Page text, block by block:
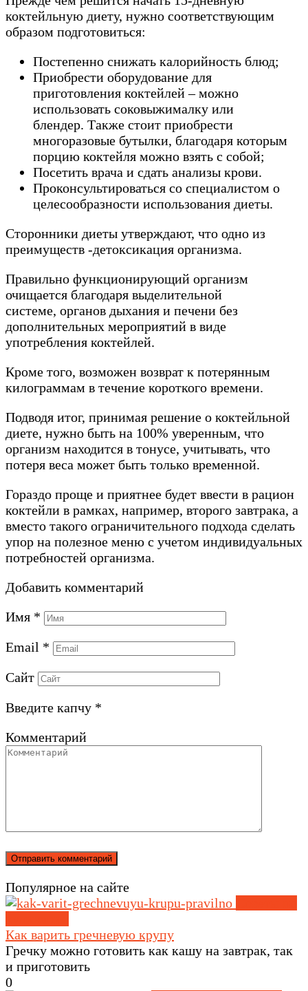
коктейльную диету, нужно соответствующим
образом подготовиться:
Постепенно снижать калорийность блюд;
Приобрести оборудование для
приготовления коктейлей – можно
использовать соковыжималку или
блендер. Также стоит приобрести
многоразовые бутылки, благодаря которым
порцию коктейля можно взять с собой;
Посетить врача и сдать анализы крови.
Проконсультироваться со специалистом о
целесообразности использования диеты.
Сторонники диеты утверждают, что одно из
преимуществ -детоксикация организма.
Правильно функционирующий организм
очищается благодаря выделительной
системе, органов дыхания и печени без
дополнительных мероприятий в виде
употребления коктейлей.
Кроме того, возможен возврат к потерянным
килограммам в течение короткого времени.
Подводя итог, принимая решение о коктейльной
диете, нужно быть на 100% уверенным, что
организм находится в тонусе, учитывать, что
потеря веса может быть только временной.
Гораздо проще и приятнее будет ввести в рацион
коктейли в рамках, например, второго завтрака, а
вместо такого ограничительного подхода сделать
упор на полезное меню с учетом индивидуальных
потребностей организма.
Добавить комментарий
Имя *
Email *
Сайт
Введите капчу *
Комментарий
Популярное на сайте
Как варить гречневую крупу
Гречку можно готовить как кашу на завтрак, так
и приготовить
0